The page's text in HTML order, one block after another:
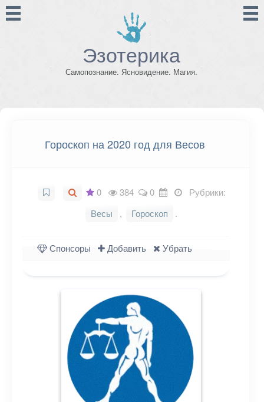
Эзотерика
Самопознание. Ясновидение. Магия.
Гороскоп на 2020 год для Весов
0 384 0
Рубрики:
Весы
, Гороскоп .
Спонсоры Добавить Убрать